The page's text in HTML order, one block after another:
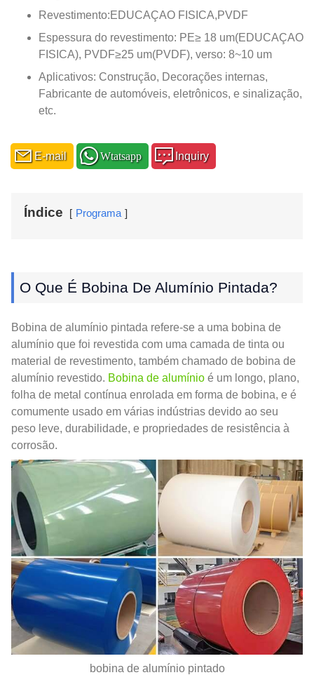
Revestimento:EDUCAÇAO FISICA,PVDF
Espessura do revestimento: PE≥ 18 um(EDUCAÇAO
FISICA), PVDF≥25 um(PVDF), verso: 8~10 um
Aplicativos: Construção, Decorações internas,
Fabricante de automóveis, eletrônicos, e sinalização,
etc.
E-mail Wtatsapp Inquiry
Índice Programa
O Que É Bobina De Alumínio Pintada?
Bobina de alumínio pintada refere-se a uma bobina de
alumínio que foi revestida com uma camada de tinta ou
material de revestimento, também chamado de bobina de
alumínio revestido. Bobina de alumínio é um longo, plano,
folha de metal contínua enrolada em forma de bobina, e é
comumente usado em várias indústrias devido ao seu
peso leve, durabilidade, e propriedades de resistência à
corrosão.
bobina de alumínio pintado